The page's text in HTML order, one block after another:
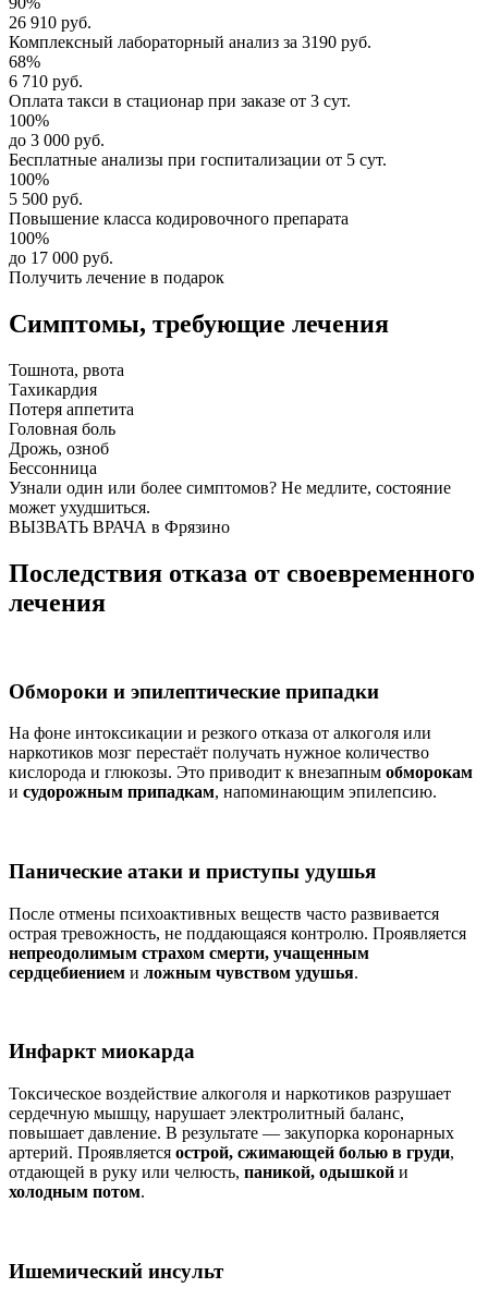
26 910 руб.
Комплексный лабораторный анализ за 3190 руб.
68%
6 710 руб.
Оплата такси в стационар при заказе от 3 сут.
100%
до 3 000 руб.
Бесплатные анализы при госпитализации от 5 сут.
100%
5 500 руб.
Повышение класса кодировочного препарата
100%
до 17 000 руб.
Получить лечение в подарок
Симптомы, требующие лечения
Тошнота, рвота
Тахикардия
Потеря аппетита
Головная боль
Дрожь, озноб
Бессонница
Узнали один или более симптомов? Не медлите, состояние
может ухудшиться.
ВЫЗВАТЬ ВРАЧА в Фрязино
Последствия отказа от своевременного
лечения
Обмороки и эпилептические припадки
На фоне интоксикации и резкого отказа от алкоголя или
наркотиков мозг перестаёт получать нужное количество
кислорода и глюкозы. Это приводит к внезапным обморокам
и судорожным припадкам, напоминающим эпилепсию.
Панические атаки и приступы удушья
После отмены психоактивных веществ часто развивается
острая тревожность, не поддающаяся контролю. Проявляется
непреодолимым страхом смерти, учащенным
сердцебиением и ложным чувством удушья.
Инфаркт миокарда
Токсическое воздействие алкоголя и наркотиков разрушает
сердечную мышцу, нарушает электролитный баланс,
повышает давление. В результате — закупорка коронарных
артерий. Проявляется острой, сжимающей болью в груди,
отдающей в руку или челюсть, паникой, одышкой и
холодным потом.
Ишемический инсульт